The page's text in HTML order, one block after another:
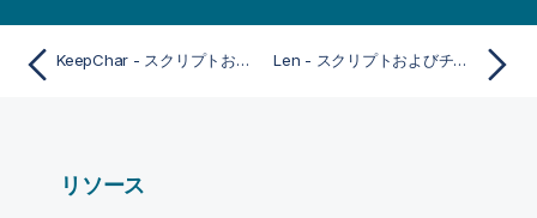
KeepChar - スクリプトおよびチャート関数 Len - スクリプトおよびチャート関数
リソース